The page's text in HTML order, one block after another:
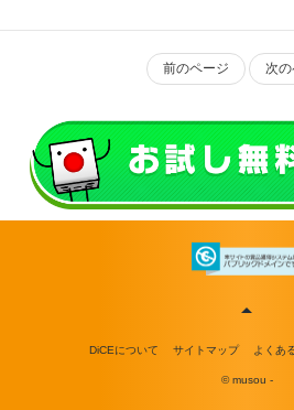
前のページ 次
DiCEについて サイトマップ よくあ
© musou -